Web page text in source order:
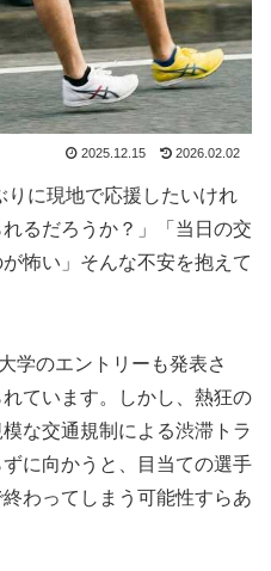
2025.12.15 2026.02.02
りに現地で応援したいけれ
るだろうか？」「当日の交
怖い」そんな不安を抱えて
学のエントリーも発表さ
ています。しかし、熱狂の
な交通規制による渋滞トラ
に向かうと、目当ての選手
わってしまう可能性すらあ